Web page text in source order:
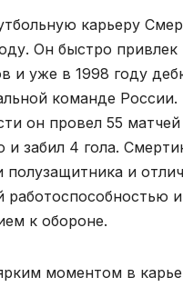
карьеру
Он быстро
и уже в 1998 году
команде
он провел 55 матчей
и забил 4 гола.
полузащитника и
работоспособностью и
к обороне.
моментом в